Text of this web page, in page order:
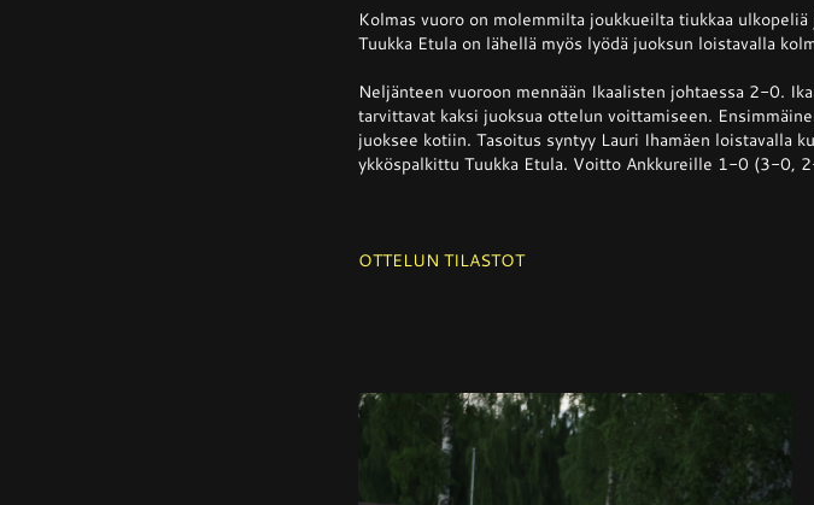
Kolmas vuoro on molemmilta joukkueilta tiukkaa
Tuukka Etula on lähellä myös lyödä juoksun loistavalla
Neljänteen vuoroon mennään Ikaalisten johtaessa 2-0.
tarvittavat kaksi juoksua ottelun voittamiseen.
juoksee kotiin. Tasoitus syntyy Lauri Ihamäen loistavalla
ykköspalkittu Tuukka Etula. Voitto Ankkureille 1-0 (3-0,
OTTELUN TILASTOT